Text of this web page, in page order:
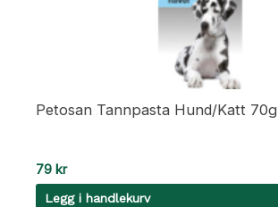
Petosan Tannpasta Hund/Katt 70g
79 kr
Legg i handlekurv